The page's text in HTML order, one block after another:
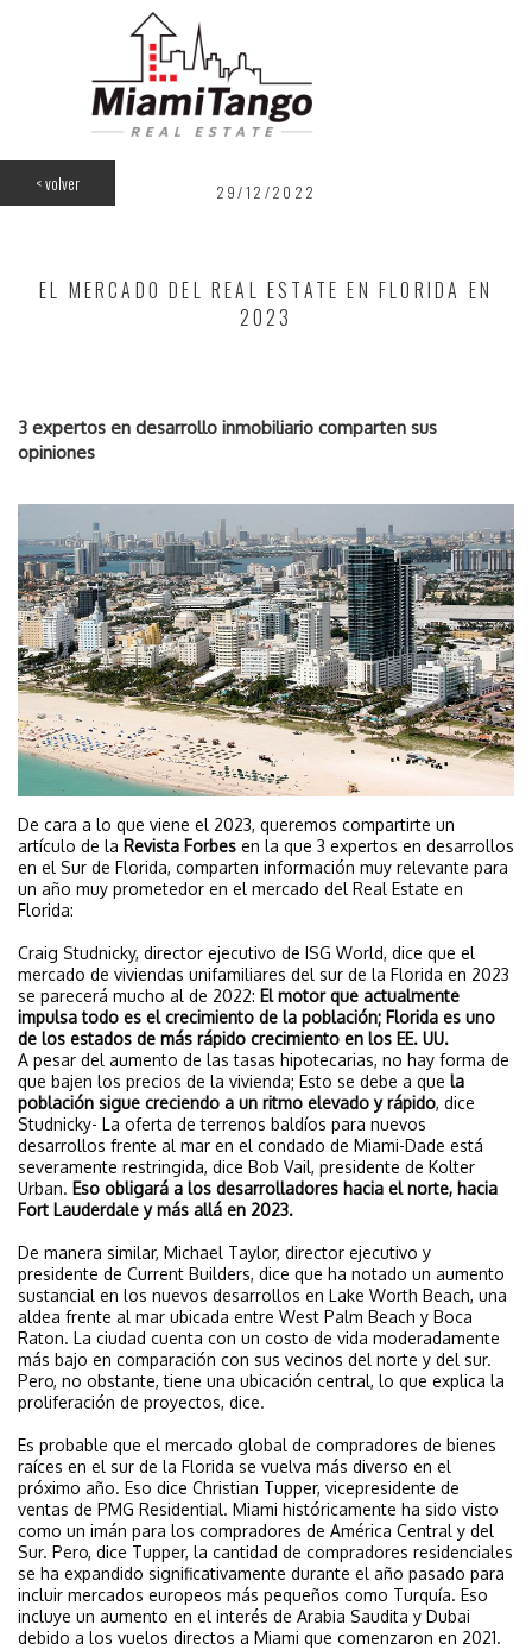
<volver 29/12/2022
EL MERCADO DEL REAL ESTATE EN FLORIDA EN
2023
3 expertos en desarrollo inmobiliario comparten sus
opiniones
De cara a lo que viene el 2023, queremos compartirte un
artículo de la Revista Forbes en la que 3 expertos en desarrollos
en el Sur de Florida, comparten información muy relevante para
un año muy prometedor en el mercado del Real Estate en
Florida:
Craig Studnicky, director ejecutivo de ISG World, dice que el
mercado de viviendas unifamiliares del sur de la Florida en 2023
se parecerá mucho al de 2022:  El motor que actualmente
impulsa todo es el crecimiento de la población; Florida es uno
de los estados de más rápido crecimiento en los EE. UU.
A pesar del aumento de las tasas hipotecarias, no hay forma de
que bajen los precios de la vivienda; Esto se debe a que la
población sigue creciendo a un ritmo elevado y rápido, dice
Studnicky- La oferta de terrenos baldíos para nuevos
desarrollos frente al mar en el condado de Miami-Dade está
severamente restringida, dice Bob Vail, presidente de Kolter
Urban. Eso obligará a los desarrolladores hacia el norte, hacia
Fort Lauderdale y más allá en 2023.
De manera similar, Michael Taylor, director ejecutivo y
presidente de Current Builders, dice que ha notado un aumento
sustancial en los nuevos desarrollos en Lake Worth Beach, una
aldea frente al mar ubicada entre West Palm Beach y Boca
Raton. La ciudad cuenta con un costo de vida moderadamente
más bajo en comparación con sus vecinos del norte y del sur.
Pero, no obstante, tiene una ubicación central, lo que explica la
proliferación de proyectos, dice.
Es probable que el mercado global de compradores de bienes
raíces en el sur de la Florida se vuelva más diverso en el
próximo año. Eso dice Christian Tupper, vicepresidente de
ventas de PMG Residential. Miami históricamente ha sido visto
como un imán para los compradores de América Central y del
Sur. Pero, dice Tupper, la cantidad de compradores residenciales
se ha expandido significativamente durante el año pasado para
incluir mercados europeos más pequeños como Turquía. Eso
incluye un aumento en el interés de Arabia Saudita y Dubai
debido a los vuelos directos a Miami que comenzaron en 2021.